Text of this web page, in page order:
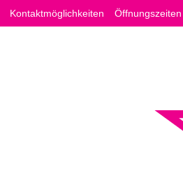
Kontaktmöglichkeiten Öffnungszeiten